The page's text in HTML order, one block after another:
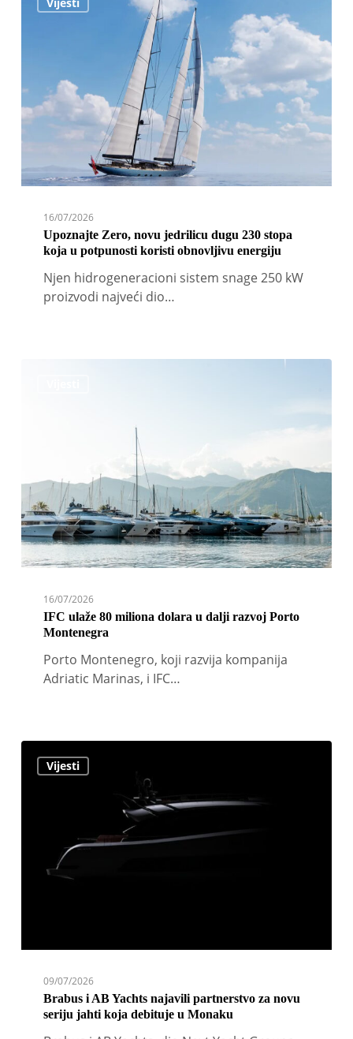
Zero,
stopa
koja
u
koristi
energiju
16/07/2026
Upoznajte Zero, novu jedrilicu dugu 230 stopa
koja u potpunosti koristi obnovljivu energiju
Njen hidrogeneracioni sistem snage 250 kW
proizvodi najveći dio…
dalji
razvoj
Porto
Montenegra
16/07/2026
IFC ulaže 80 miliona dolara u dalji razvoj Porto
Montenegra
Porto Montenegro, koji razvija kompanija
Adriatic Marinas, i IFC…
Vijesti
partnerstvo
Monaku
09/07/2026
Brabus i AB Yachts najavili partnerstvo za novu
seriju jahti koja debituje u Monaku